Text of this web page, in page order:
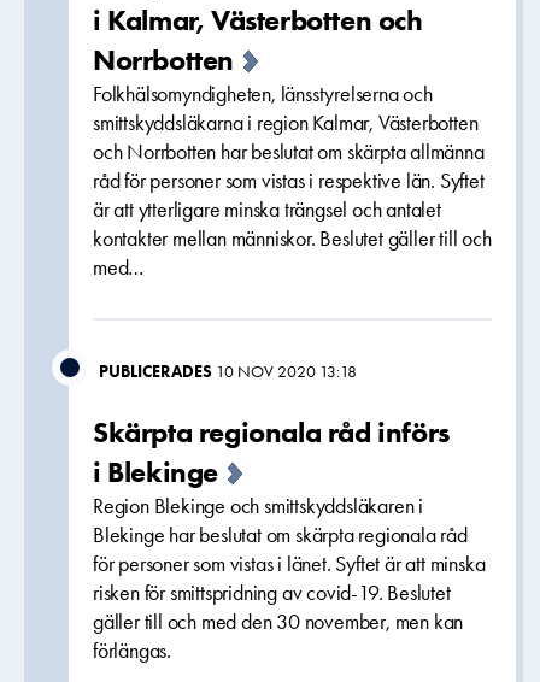
i Kalmar, Västerbotten och
Norrbotten
Folkhälsomyndigheten, länsstyrelserna och
smittskyddsläkarna i region Kalmar, Västerbotten
och Norrbotten har beslutat om skärpta allmänna
råd för personer som vistas i respektive län. Syftet
är att ytterligare minska trängsel och antalet
kontakter mellan människor. Beslutet gäller till och
med…
PUBLICERADES 10 NOV 2020 13:18
Skärpta regionala råd införs
i Blekinge
Region Blekinge och smittskyddsläkaren i
Blekinge har beslutat om skärpta regionala råd
för personer som vistas i länet. Syftet är att minska
risken för smittspridning av covid-19. Beslutet
gäller till och med den 30 november, men kan
förlängas.